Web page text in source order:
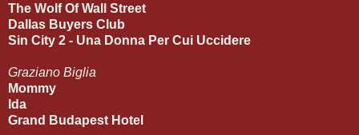
The Wolf Of Wall Street
Dallas Buyers Club
Sin City 2 - Una Donna Per Cui Uccidere
Graziano Biglia
Mommy
Ida
Grand Budapest Hotel